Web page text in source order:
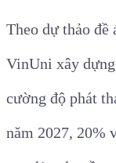
Theo dự thảo đề
VinUni xây
cường độ phát
năm 2027, 20%